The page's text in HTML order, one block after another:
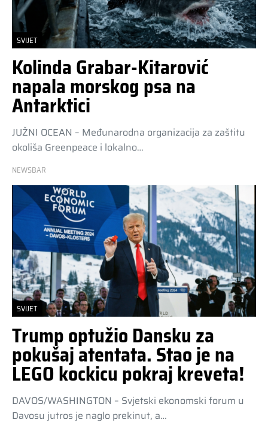
SVIJET
Kolinda Grabar-Kitarović
napala morskog psa na
Antarktici
JUŽNI OCEAN – Međunarodna organizacija za zaštitu
okoliša Greenpeace i lokalno…
NEWSBAR
SVIJET
Trump optužio Dansku za
pokušaj atentata. Stao je na
LEGO kockicu pokraj kreveta!
DAVOS/WASHINGTON – Svjetski ekonomski forum u
Davosu jutros je naglo prekinut, a…